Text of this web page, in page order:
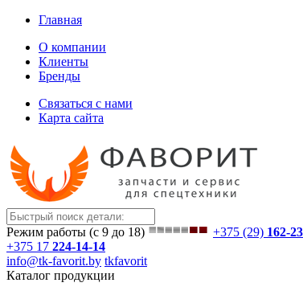
Главная
О компании
Клиенты
Бренды
Связаться с нами
Карта сайта
Режим работы (с 9 до 18) +375 (29) 162-
+375 17 224-14-14
info@tk-favorit.by tkfavorit
Каталог продукции